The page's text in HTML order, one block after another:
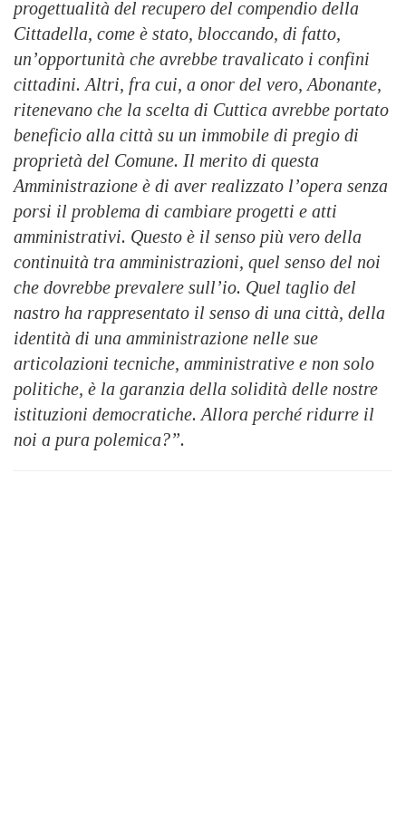
progettualità del recupero del compendio della
Cittadella, come è stato, bloccando, di fatto,
un’opportunità che avrebbe travalicato i confini
cittadini. Altri, fra cui, a onor del vero, Abonante,
ritenevano che la scelta di Cuttica avrebbe portato
beneficio alla città su un immobile di pregio di
proprietà del Comune. Il merito di questa
Amministrazione è di aver realizzato l’opera senza
porsi il problema di cambiare progetti e atti
amministrativi. Questo è il senso più vero della
continuità tra amministrazioni, quel senso del noi
che dovrebbe prevalere sull’io. Quel taglio del
nastro ha rappresentato il senso di una città, della
identità di una amministrazione nelle sue
articolazioni tecniche, amministrative e non solo
politiche, è la garanzia della solidità delle nostre
istituzioni democratiche. Allora perché ridurre il
noi a pura polemica?”.